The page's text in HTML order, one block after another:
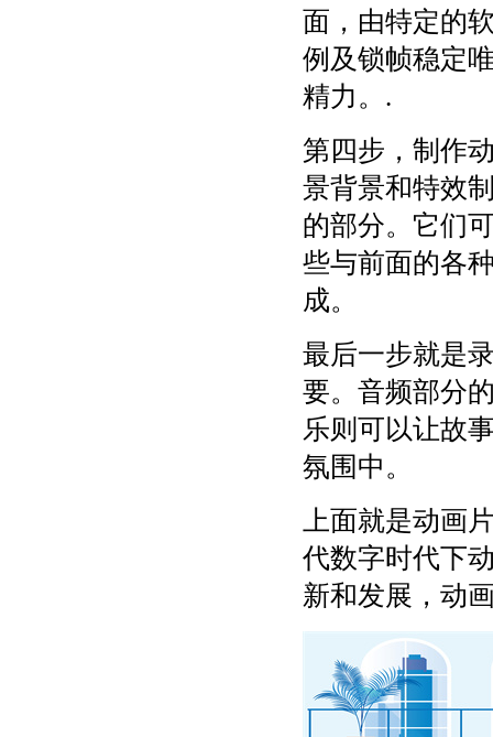
面，由特定的
例及锁帧稳定
精力。.
第四步，制作
景背景和特效
的部分。它们
些与前面的各
成。
最后一步就是
要。音频部分
乐则可以让故
氛围中。
上面就是动画
代数字时代下
新和发展，动